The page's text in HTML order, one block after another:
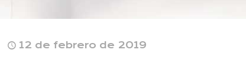
12 de febrero de 2019